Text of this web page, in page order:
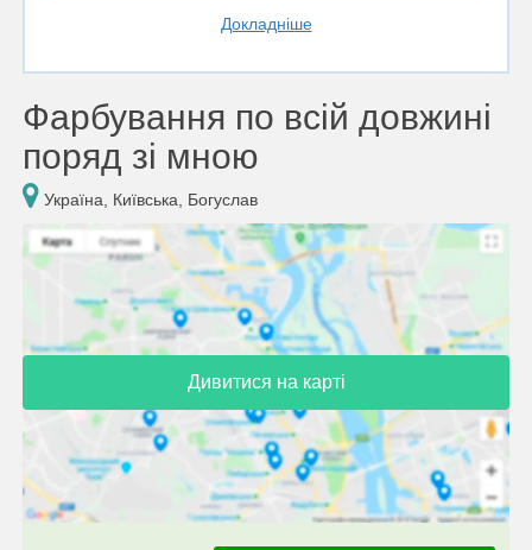
Докладніше
Фарбування по всій довжині
поряд зі мною
Україна, Київська, Богуслав
Дивитися на карті